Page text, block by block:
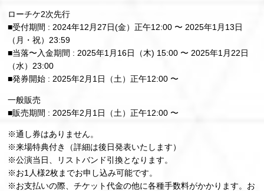
ローチケ2次先行
■受付期間 : 2024年12月27日(金）正午12:00 〜 2025年1月13日
（月・祝）23:59
■当落〜入金期間 : 2025年1月16日（木) 15:00 〜 2025年1月22日
（水）23:00
■発券開始 : 2025年2月1日（土）正午12:00 〜
一般販売
■販売期間 : 2025年2月1日（土）正午12:00 〜
※通し券はありません。
※来場特典付き（詳細は後日発表いたします）
※公演当日、リストバンド引換となります。
※お1人様2枚までお申し込み可能です。
※お支払いの際、チケット代金の他に各種手数料がかかります。お